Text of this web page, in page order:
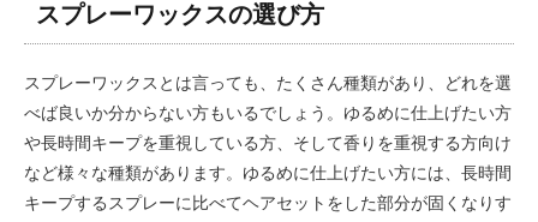
スプレーワックスの選び方
スプレーワックスとは言っても、たくさん種類があり、どれを選
べば良いか分からない方もいるでしょう。ゆるめに仕上げたい方
や長時間キープを重視している方、そして香りを重視する方向け
など様々な種類があります。ゆるめに仕上げたい方には、長時間
キープするスプレーに比べてヘアセットをした部分が固くなりす